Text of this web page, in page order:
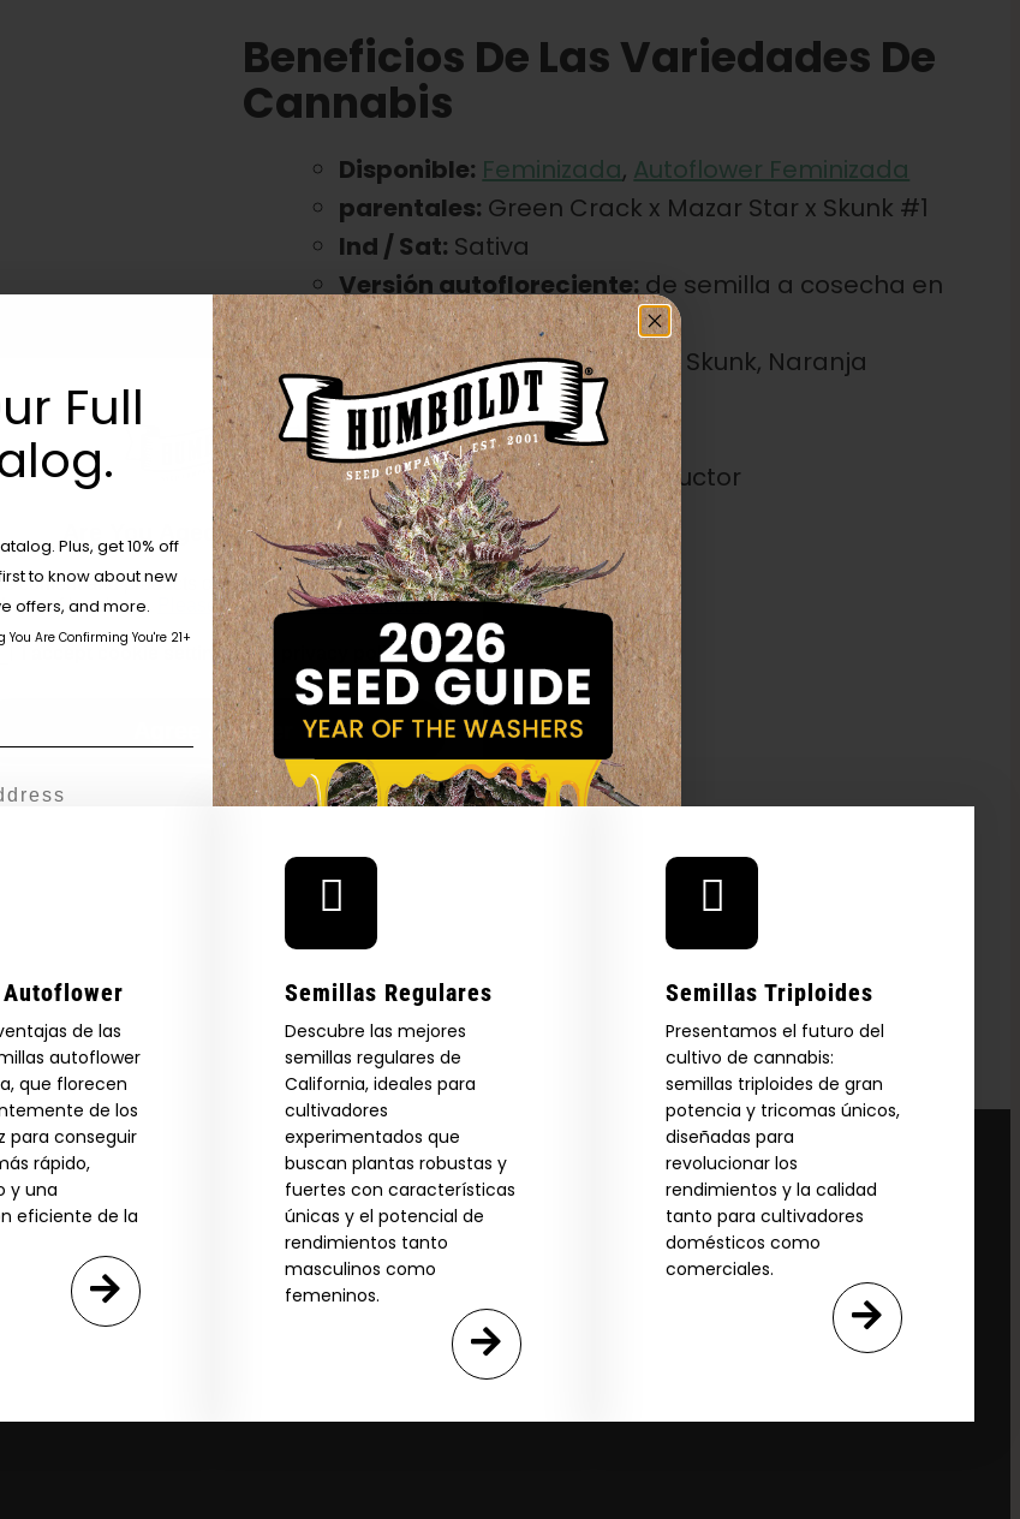
Beneficios De Las Variedades De
Cannabis
Disponible: Feminizada, Autoflower Feminizada
parentales: Green Crack x Mazar Star x Skunk #1
Ind / Sat: Sativa
Versión autofloreciente: de semilla a cosecha en
100 días
Sabor / Aroma / Olor:Dulce, Skunk, Naranja
Efecto:Energizante
%THC:23
Características:Gran productor
de las
autoflower
que florecen
de los
para conseguir
rápido,
y una
eficiente de la
Semillas Regulares
Descubre las mejores
semillas regulares de
California, ideales para
cultivadores
experimentados que
buscan plantas robustas y
fuertes con características
únicas y el potencial de
rendimientos tanto
masculinos como
femeninos.
Semillas Triploides
Presentamos el futuro del
cultivo de cannabis:
semillas triploides de gran
potencia y tricomas únicos,
diseñadas para
revolucionar los
rendimientos y la calidad
tanto para cultivadores
domésticos como
comerciales.
Are You Aged 18 Or Over?
content and products of our website is reserved for
of legal age.
Please see Terms & Conditions.
I accept cookie settings and privacy policy
Agree & Enter
Full
Plus, get 10% off
to know about new
offers, and more.
Are Confirming You're 21+
UP!